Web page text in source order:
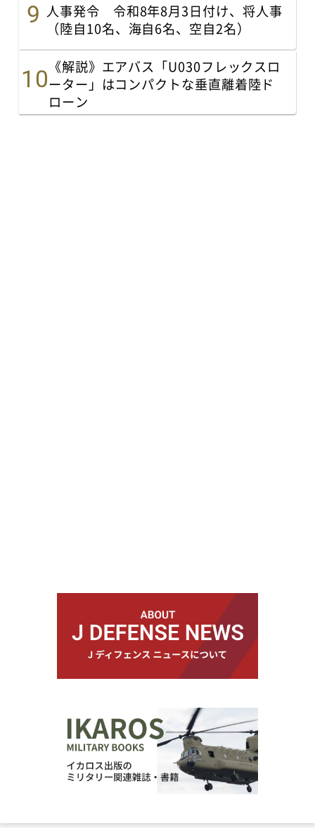
人事発令 令和8年8月3日付け、将人事
（陸自10名、海自6名、空自2名）
《解説》エアバス「U030フレックスロ
ーター」はコンパクトな垂直離着陸ド
ローン